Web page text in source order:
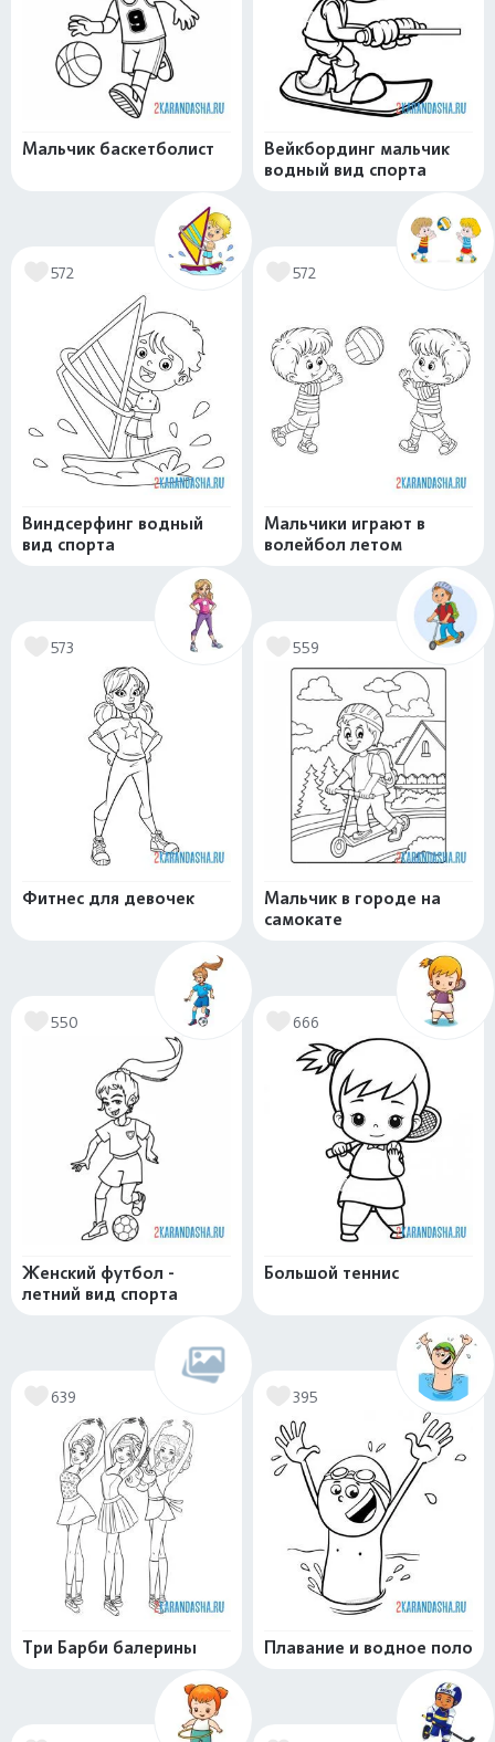
Мальчик баскетболист
Вейкбординг мальчик
водный вид спорта
572
Виндсерфинг водный
вид спорта
572
Мальчики играют в
волейбол летом
573
Фитнес для девочек
559
Мальчик в городе на
самокате
550
Женский футбол -
летний вид спорта
666
Большой теннис
639
Три Барби балерины
395
Плавание и водное поло